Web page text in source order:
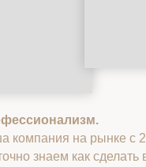
компания на рынке с
знаем как сделать